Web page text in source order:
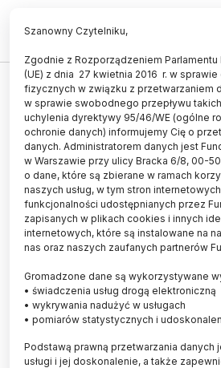
BORELIOZA
Białystok/ Naukowcy
badania nt. wczesnej
chorób
Szanowny Czytelniku,
Zgodnie z Rozporządzeniem
(UE) z dnia 27 kwietnia 2016 r. w
fizycznych w związku z przetwarzaniem
w sprawie swobodnego przepływu
uchylenia dyrektywy 95/46/WE (ogólne
ochronie danych) informujemy Cię o
danych. Administratorem danych jest
w Warszawie przy ulicy Bracka 6/8, 00-
o dane, które są zbierane w ramach
naszych usług, w tym stron
funkcjonalności udostępnianych przez
zapisanych w plikach cookies i innych
internetowych, które są instalowane na
nas oraz naszych zaufanych partnerów
Gromadzone dane są wykorzystywane
• świadczenia usług drogą elektroniczną
• wykrywania nadużyć w usługach
• pomiarów statystycznych i
Podstawą prawną przetwarzania danych
usługi i jej doskonalenie, a także